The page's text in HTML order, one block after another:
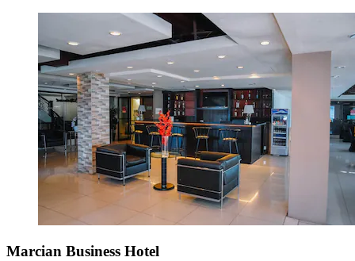
Marcian Business Hotel